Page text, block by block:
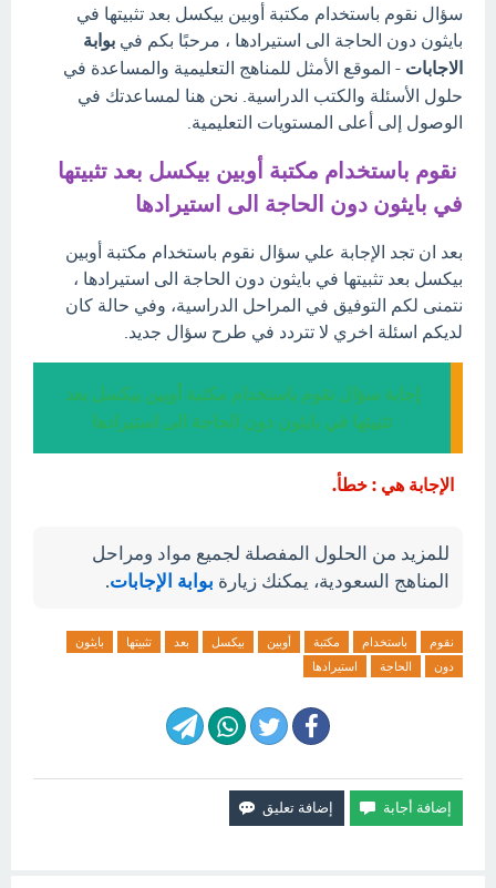
سؤال نقوم باستخدام مكتبة أوبين بيكسل بعد تثبيتها في
بايثون دون الحاجة الى استيرادها ، مرحبًا بكم في بوابة
الاجابات - الموقع الأمثل للمناهج التعليمية والمساعدة في
حلول الأسئلة والكتب الدراسية. نحن هنا لمساعدتك في
الوصول إلى أعلى المستويات التعليمية.
نقوم باستخدام مكتبة أوبين بيكسل بعد تثبيتها
في بايثون دون الحاجة الى استيرادها
بعد ان تجد الإجابة علي سؤال نقوم باستخدام مكتبة أوبين
بيكسل بعد تثبيتها في بايثون دون الحاجة الى استيرادها ،
نتمنى لكم التوفيق في المراحل الدراسية، وفي حالة كان
لديكم اسئلة اخري لا تتردد في طرح سؤال جديد.
إجابة سؤال نقوم باستخدام مكتبة أوبين بيكسل بعد
تثبيتها في بايثون دون الحاجة الى استيرادها
الإجابة هي : خطأ.
للمزيد من الحلول المفصلة لجميع مواد ومراحل
المناهج السعودية، يمكنك زيارة بوابة الإجابات.
نقوم باستخدام مكتبة أوبين بيكسل بعد تثبيتها
بايثون
دون
الحاجة استيرادها